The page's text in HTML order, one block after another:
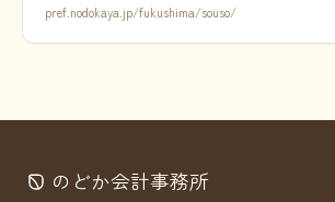
pref.nodokaya.jp/fukushima/souso/
のどか会計事務所